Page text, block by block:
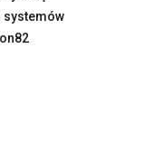
systemów